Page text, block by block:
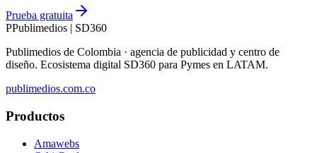
Prueba gratuita
PPublimedios | SD360
Publimedios de Colombia · agencia de publicidad y centro de
diseño. Ecosistema digital SD360 para Pymes en LATAM.
publimedios.com.co
Productos
Amawebs